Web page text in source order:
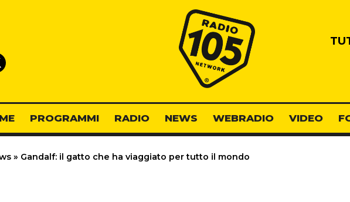
Radio 105
PROGRAMMI RADIO NEWS WEBRADIO VIDEO
» Gandalf: il gatto che ha viaggiato per tutto il mondo